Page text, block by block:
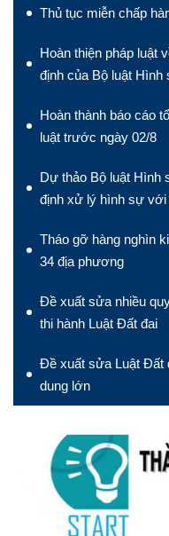
Thủ tục miễn chấp
Hoàn thiện pháp luật
định của Bộ luật Hình
Hoàn thành báo cáo
luật trước ngày 02/8
Dự thảo Bộ luật Hình
định xử lý hình sự với
Tháo gỡ hàng nghìn
34 địa phương
Đề xuất sửa nhiều
thi hành Luật Đất đai
Đề xuất sửa Luật Đất
dung lớn